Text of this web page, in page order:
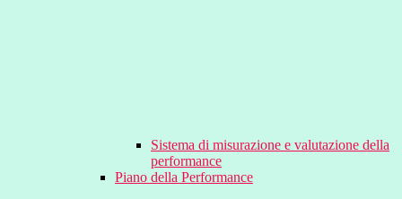
Sistema di misurazione e valutazione della
performance
Piano della Performance